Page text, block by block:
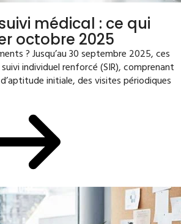
médical : ce qui
octobre 2025
? Jusqu’au 30 septembre 2025, ces
individuel renforcé (SIR), comprenant
initiale, des visites périodiques